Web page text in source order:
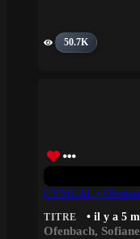
50.7K
TITRE • il y a 5
Ofenbach,